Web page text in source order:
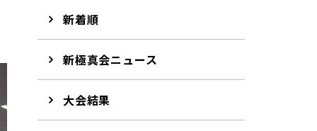
新着順
新極真会ニュース
大会結果